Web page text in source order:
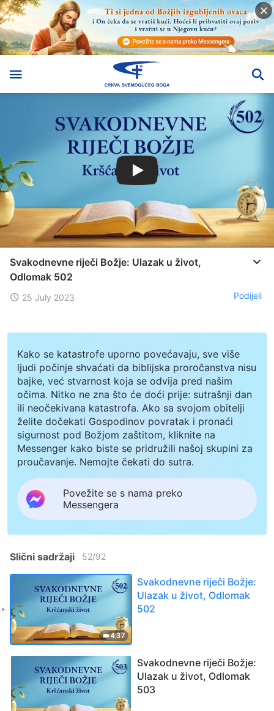
Svakodnevne riječi Božje: Ulazak u život,
Odlomak 502
25 July 2023 Podijeli
Kako se katastrofe uporno povećavaju, sve više
ljudi počinje shvaćati da biblijska proročanstva nisu
bajke, već stvarnost koja se odvija pred našim
očima. Nitko ne zna što će doći prije: sutrašnji dan
ili neočekivana katastrofa. Ako sa svojom obitelji
želite dočekati Gospodinov povratak i pronaći
sigurnost pod Božjom zaštitom, kliknite na
Messenger kako biste se pridružili našoj skupini za
proučavanje. Nemojte čekati do sutra.
Povežite se s nama preko
Messengera
Slični sadržaji 52/92
4:37
Svakodnevne riječi Božje:
Ulazak u život, Odlomak
502
Svakodnevne riječi Božje:
Ulazak u život, Odlomak
503